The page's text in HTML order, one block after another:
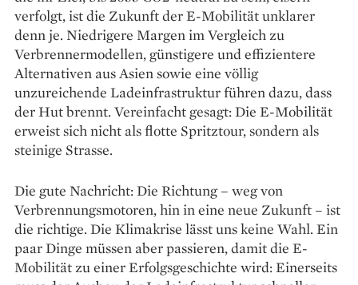
verfolgt, ist die Zukunft der E-Mobilität unklarer
denn je. Niedrigere Margen im Vergleich zu
Verbrenner­modellen, günstigere und effizientere
Alternativen aus Asien sowie eine völlig
unzureichende Ladeinfrastruktur führen dazu, dass
der Hut brennt. Vereinfacht gesagt: Die E-Mobilität
erweist sich nicht als flotte Spritztour, sondern als
steinige Strasse.
Die gute Nachricht: Die Richtung – weg von
Verbrennungsmotoren, hin in eine neue Zukunft – ist
die richtige. Die Klimakrise lässt uns keine Wahl. Ein
paar Dinge müssen aber passieren, damit die E-
Mobilität zu einer Erfolgsgeschichte wird: Einerseits